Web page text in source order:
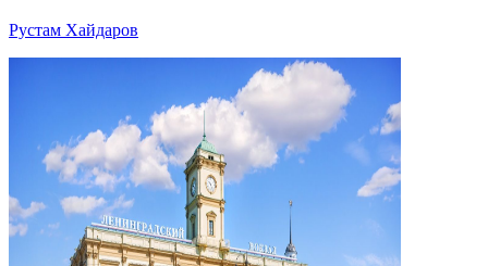
Рустам Хайдаров